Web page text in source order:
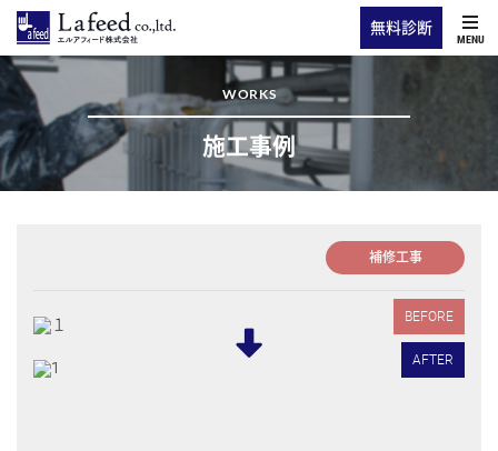
無料診断
MENU
WORKS
施工事例
補修工事
BEFORE
AFTER